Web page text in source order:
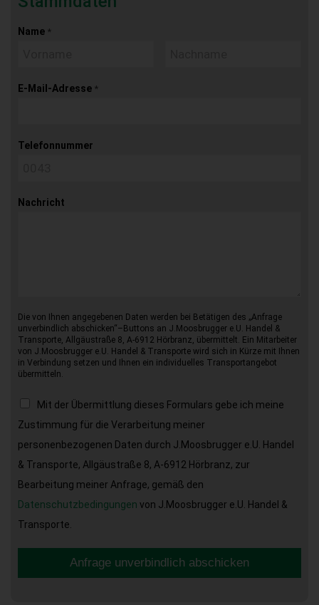
Name *
E-Mail-Adresse *
Telefonnummer
Nachricht
Die von Ihnen angegebenen Daten werden bei Betätigen des „Anfrage
unverbindlich abschicken“–Buttons an J.Moosbrugger e.U. Handel &
Transporte, Allgäustraße 8, A-6912 Hörbranz, übermittelt. Ein Mitarbeiter
von J.Moosbrugger e.U. Handel & Transporte wird sich in Kürze mit Ihnen
in Verbindung setzen und Ihnen ein individuelles Transportangebot
übermitteln.
Mit der Übermittlung dieses Formulars gebe ich meine
Zustimmung für die Verarbeitung meiner
personenbezogenen Daten durch J.Moosbrugger e.U. Handel
& Transporte, Allgäustraße 8, A-6912 Hörbranz, zur
Bearbeitung meiner Anfrage, gemäß den
Datenschutzbedingungen von J.Moosbrugger e.U. Handel &
Transporte.
Anfrage unverbindlich abschicken